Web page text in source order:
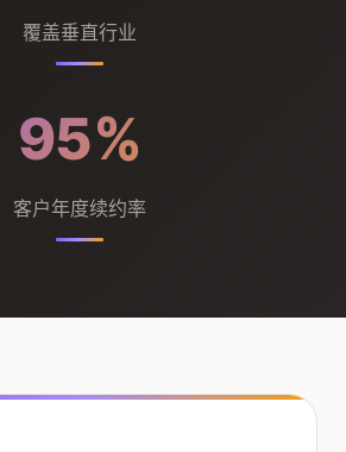
覆盖垂直行业
95%
客户年度续约率